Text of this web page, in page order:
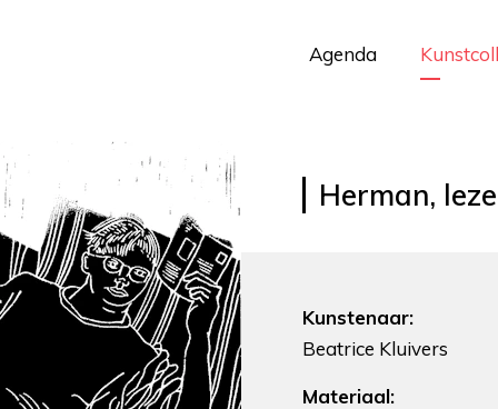
Agenda
Herman,
Kunstenaar:
Beatrice Kluivers
Materiaal: